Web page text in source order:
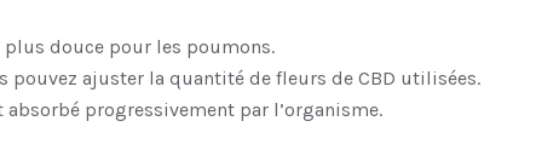
plus douce pour les poumons.
pouvez ajuster la quantité de fleurs de CBD utilisées.
progressivement par l’organisme.